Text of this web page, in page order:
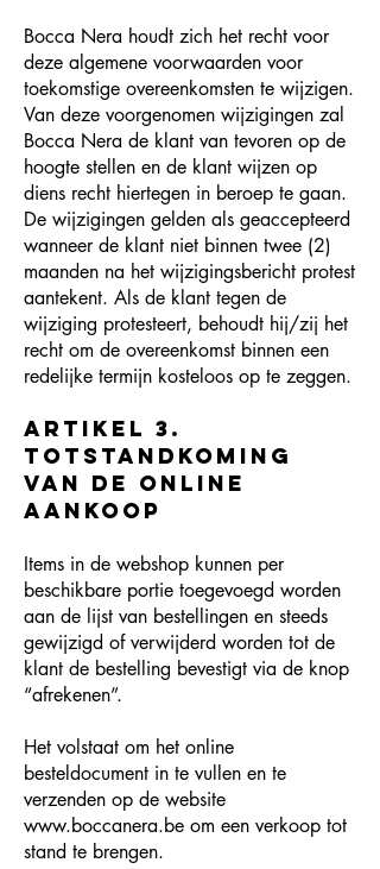
Bocca Nera houdt zich het recht voor
deze algemene voorwaarden voor
toekomstige overeenkomsten te wijzigen.
Van deze voorgenomen wijzigingen zal
Bocca Nera de klant van tevoren op de
hoogte stellen en de klant wijzen op
diens recht hiertegen in beroep te gaan.
De wijzigingen gelden als geaccepteerd
wanneer de klant niet binnen twee (2)
maanden na het wijzigingsbericht protest
aantekent. Als de klant tegen de
wijziging protesteert, behoudt hij/zij het
recht om de overeenkomst binnen een
redelijke termijn kosteloos op te zeggen.
Artikel 3.
Totstandkoming
van de online
aankoop
Items in de webshop kunnen per
beschikbare portie toegevoegd worden
aan de lijst van bestellingen en steeds
gewijzigd of verwijderd worden tot de
klant de bestelling bevestigt via de knop
“afrekenen”.
Het volstaat om het online
besteldocument in te vullen en te
verzenden op de website
www.boccanera.be om een verkoop tot
stand te brengen.